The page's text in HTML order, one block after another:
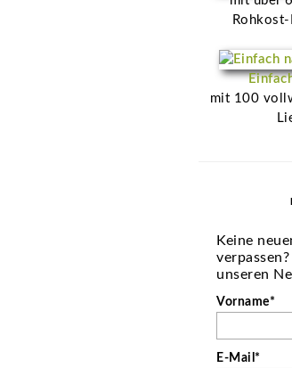
mit 100
Keine
unseren
Vorname*
E-Mail*